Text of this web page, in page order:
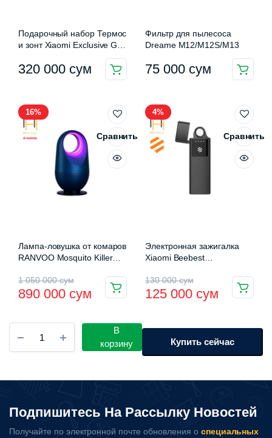
Подарочный набор Термос
и зонт Xiaomi Exclusive Gift
Box (C496-38A+ RUM501)
320 000 сум
Фильтр для пылесоса
Dreame M12/M12S/M13
75 000 сум
16%
Сравнить
Лампа-ловушка от комаров
RANVOO Mosquito Killer
1 050 000сум
Первоначальная
цена
составляла
1
000 сум.
890 000 сум
Текущая
цена:
890
000 сум.
4%
Сравнить
Электронная зажигалка
Xiaomi Beebest
130 000сум
Первоначальная
цена
000 сум.
125 000 сум
Текущая
цена:
000 сум.
REDMI
G
RGP
количество
В
корзину
Купить сейчас
Подпишитесь На Рассылку Новостей
Получайте по электронной почте обновления о специальных